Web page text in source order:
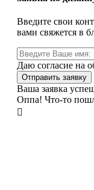
Введите свои
вами свяжется в
Даю согласие на
Ваша заявка
Оппа! Что-то
